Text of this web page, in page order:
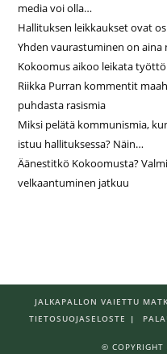
media voi olla…
Hallituksen leikkaukset ovat
Yhden vaurastuminen on
Kokoomus aikoo leikata
Riikka Purran kommentit
puhdasta rasismia
Miksi pelätä kommunismia,
istuu hallituksessa? Näin…
Äänestitkö Kokoomusta?
velkaantuminen jatkuu
JALKAPALLON VAIETTU
TIETOSUOJASELOSTE
© COPYRIGHT